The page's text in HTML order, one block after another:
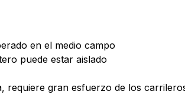
en el medio campo
puede estar aislado
requiere gran esfuerzo de los